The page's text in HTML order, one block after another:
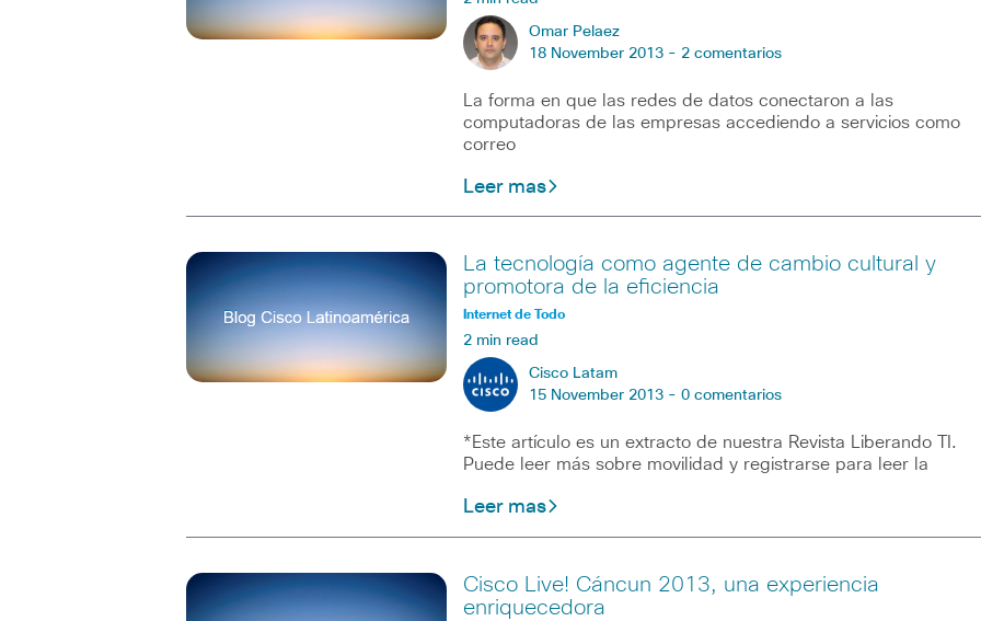
Omar Pelaez
18 November 2013 - 2 comentarios
La forma en que las redes de datos conectaron a las
computadoras de las empresas accediendo a servicios como
correo
Leer mas
La tecnología como agente de cambio cultural y
promotora de la eficiencia
Internet de Todo
2 min read
Cisco Latam
15 November 2013 - 0 comentarios
*Este artículo es un extracto de nuestra Revista Liberando TI.
Puede leer más sobre movilidad y registrarse para leer la
Leer mas
Cisco Live! Cáncun 2013, una experiencia
enriquecedora